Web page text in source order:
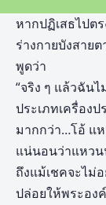
หากปฏิเสธไปต
ร่างกายบังสาย
พูดว่า
“จริง ๆ แล้วฉัน
ประเภทเครื่อง
มากกว่า…โอ้ แห
แน่นอนว่าแหว
ถึงแม้เชคจะไม่
ปล่อยให้พระอง